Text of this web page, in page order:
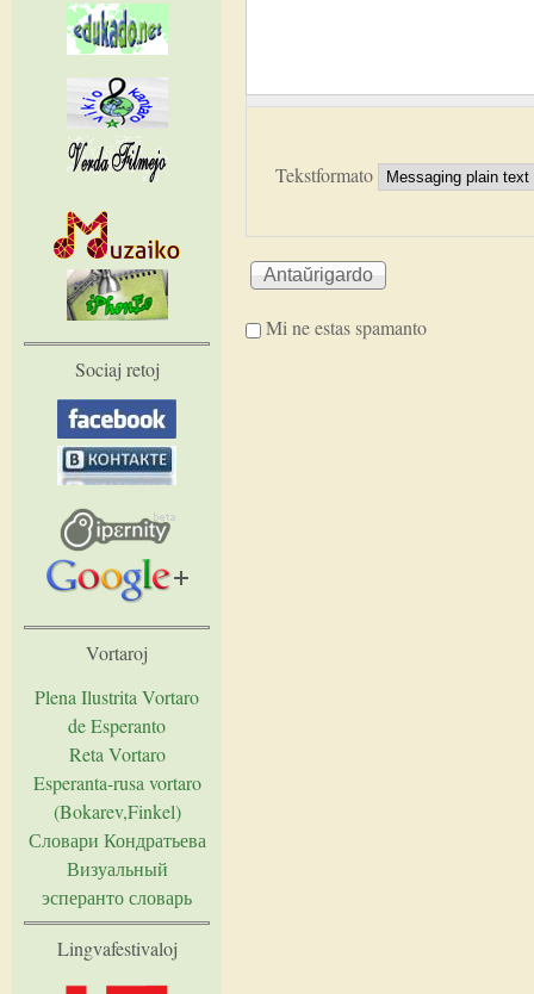
Tekstformato
Mi ne estas spamanto
Sociaj retoj
Vortaroj
Plena Ilustrita Vortaro
de Esperanto
Reta Vortaro
Esperanta-rusa vortaro
(Bokarev,Finkel)
Словари Кондратьева
Визуальный
эсперанто словарь
Lingvafestivaloj